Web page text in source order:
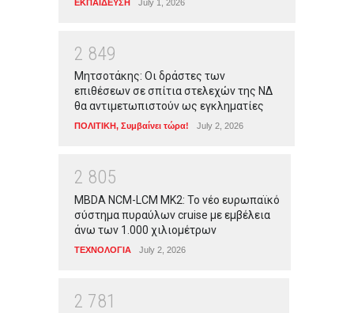
ΕΚΠΑΙΔΕΥΣΗ July 1, 2026
2 849
Μητσοτάκης: Οι δράστες των
επιθέσεων σε σπίτια στελεχών της ΝΔ
θα αντιμετωπιστούν ως εγκληματίες
ΠΟΛΙΤΙΚΗ, Συμβαίνει τώρα! July 2, 2026
2 805
MBDA NCM-LCM MK2: Το νέο ευρωπαϊκό
σύστημα πυραύλων cruise με εμβέλεια
άνω των 1.000 χιλιομέτρων
ΤΕΧΝΟΛΟΓΙΑ July 2, 2026
2 781